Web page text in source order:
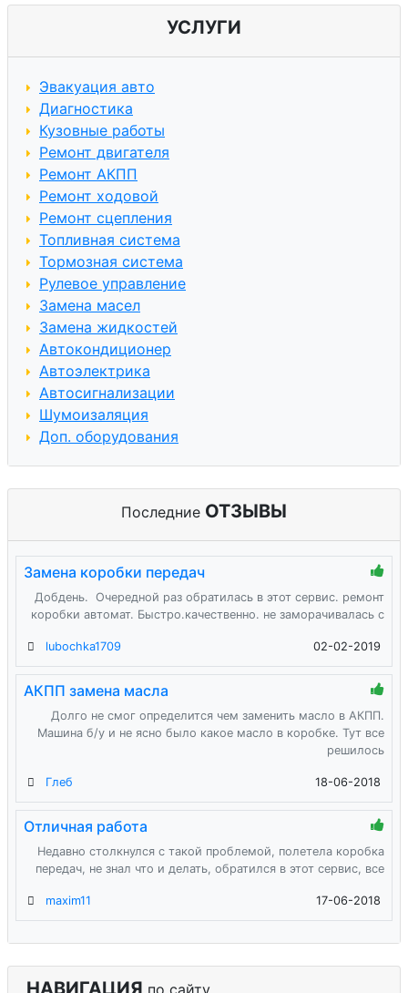
УСЛУГИ
Эвакуация авто
Диагностика
Кузовные работы
Ремонт двигателя
Ремонт АКПП
Ремонт ходовой
Ремонт сцепления
Топливная система
Тормозная система
Рулевое управление
Замена масел
Замена жидкостей
Автокондиционер
Автоэлектрика
Автосигнализации
Шумоизаляция
Доп. оборудования
Последние ОТЗЫВЫ
Замена коробки передач
Добдень. Очередной раз обратилась в этот сервис. ремонт
коробки автомат. Быстро.качественно. не заморачивалась с
lubochka1709 02-02-2019
АКПП замена масла
Долго не смог определится чем заменить масло в АКПП.
Машина б/у и не ясно было какое масло в коробке. Тут все
решилось
Глеб 18-06-2018
Отличная работа
Недавно столкнулся с такой проблемой, полетела коробка
передач, не знал что и делать, обратился в этот сервис, все
maxim11 17-06-2018
НАВИГАЦИЯ